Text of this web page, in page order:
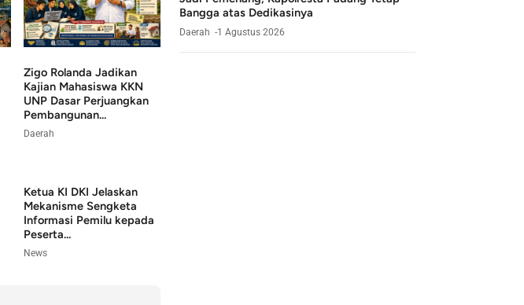
Zigo Rolanda Jadikan
Kajian Mahasiswa KKN
UNP Dasar Perjuangkan
Pembangunan...
Daerah
Ketua KI DKI Jelaskan
Mekanisme Sengketa
Informasi Pemilu kepada
Peserta...
News
Bangga atas Dedikasinya
Daerah 1 Agustus 2026